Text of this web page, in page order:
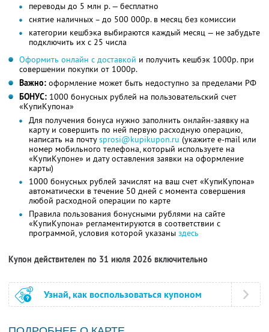
переводы до 5 млн р. — бесплатно
снятие наличных – до 500 000р. в месяц без комиссии
категории кешбэка выбираются каждый месяц — не забудьте
подключить их с 25 числа
Оформить онлайн с доставкой и получить кешбэк 1000р. при
совершении покупки от 1000р.
Важно: оформление может быть недоступно за пределами РФ
БОНУС: 1000 бонусных рублей на пользовательский счет
«КупиКупона»
Для получения бонуса нужно заполнить онлайн-заявку на
карту и совершить по ней первую расходную операцию,
написать на почтуsprosi@kupikupon.ru (укажите e-mail или
номер мобильного телефона, который используете на
«КупиКупоне» и дату оставления заявки на оформление
карты)
1000 бонусных рублей зачислят на ваш счет «КупиКупона»
автоматически в течение 50 дней с момента совершения
любой расходной операции по карте
Правила пользования бонусными рублями на сайте
«КупиКупона» регламентируются в соответствии с
программой, условия которой указаны здесь
Купон действителен по 31 июля 2026 включительно
Узнай, как воспользоваться купоном